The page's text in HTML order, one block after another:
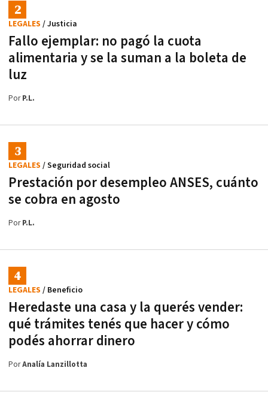
Fallo ejemplar: no pagó la cuota
alimentaria y se la suman a la boleta de
luz
LEGALES / Justicia
PorP.L.
Prestación por desempleo ANSES, cuánto
se cobra en agosto
LEGALES / Seguridad social
PorP.L.
Heredaste una casa y la querés vender:
qué trámites tenés que hacer y cómo
podés ahorrar dinero
LEGALES / Beneficio
PorAnalía Lanzillotta